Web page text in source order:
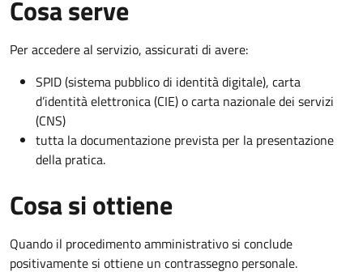
Cosa serve
Per accedere al servizio, assicurati di avere:
SPID (sistema pubblico di identità digitale), carta
d’identità elettronica (CIE) o carta nazionale dei servizi
(CNS)
tutta la documentazione prevista per la presentazione
della pratica.
Cosa si ottiene
Quando il procedimento amministrativo si conclude
positivamente si ottiene un contrassegno personale.